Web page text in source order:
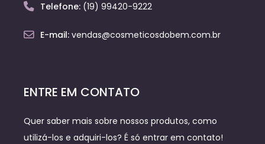
Telefone: (19) 99420-9222
E-mail: vendas@cosmeticosdobem.com.br
ENTRE EM CONTATO
Quer saber mais sobre nossos produtos, como
utilizá-los e adquiri-los? É só entrar em contato!